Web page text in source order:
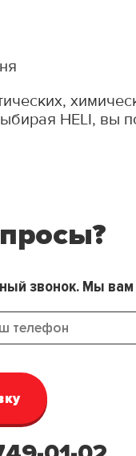
HELI, вы
звонок. Мы